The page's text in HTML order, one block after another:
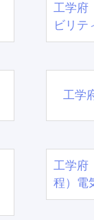
工学府
ビリテ
工学
工学
程）電